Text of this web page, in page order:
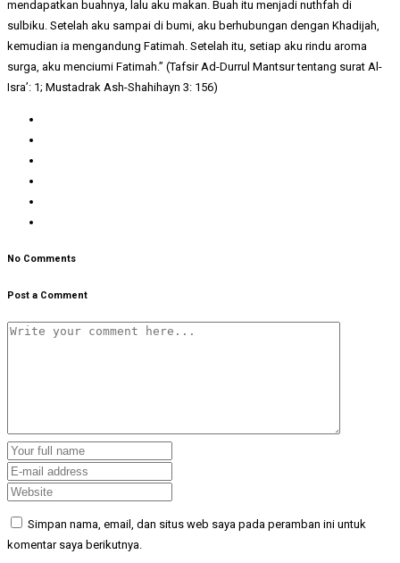
mendapatkan buahnya, lalu aku makan. Buah itu menjadi nuthfah di
sulbiku. Setelah aku sampai di bumi, aku berhubungan dengan Khadijah,
kemudian ia mengandung Fatimah. Setelah itu, setiap aku rindu aroma
surga, aku menciumi Fatimah.” (Tafsir Ad-Durrul Mantsur tentang surat Al-
Isra’: 1; Mustadrak Ash-Shahihayn 3: 156)
No Comments
Post a Comment
Simpan nama, email, dan situs web saya pada peramban ini untuk
komentar saya berikutnya.